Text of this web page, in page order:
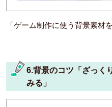
「ゲーム制作に使う背景素材
6.背景のコツ「ざっく
みる」